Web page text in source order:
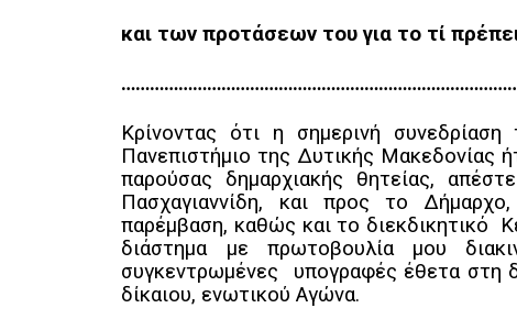
και των προτάσεων του για το τί
Κρίνοντας ότι η σημερινή
Πανεπιστήμιο της Δυτικής Μακεδονίας
παρούσας δημαρχιακής θητείας,
Πασχαγιαννίδη, και προς το
παρέμβαση, καθώς και το διεκδικητικό
διάστημα με πρωτοβουλία μου
συγκεντρωμένες υπογραφές έθετα στη
δίκαιου, ενωτικού Αγώνα.